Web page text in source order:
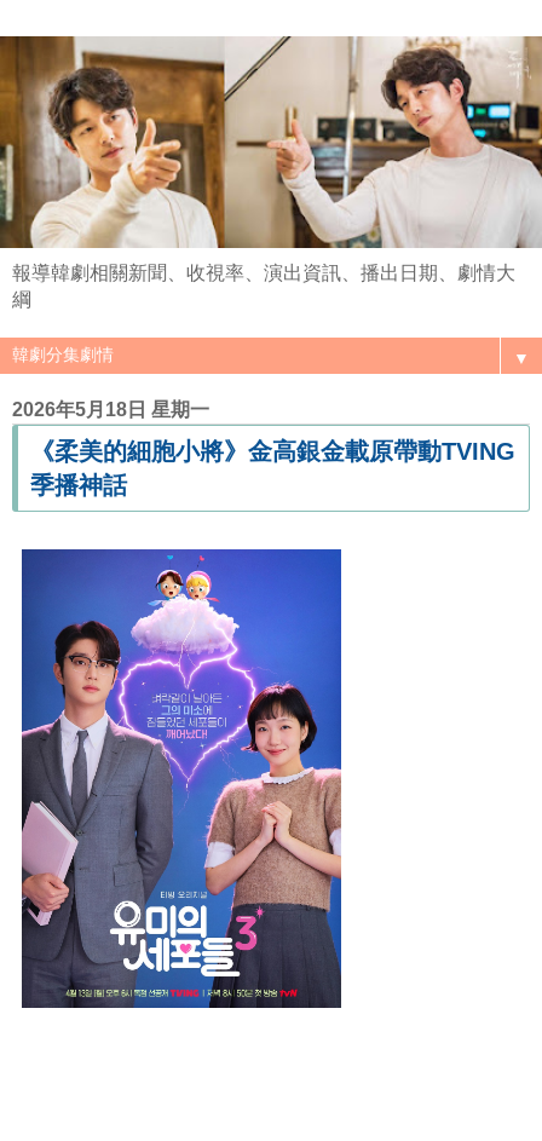
報導韓劇相關新聞、收視率、演出資訊、播出日期、劇情大
綱
▼
2026年5月18日 星期一
《柔美的細胞小將》金高銀金載原帶動TVING
季播神話